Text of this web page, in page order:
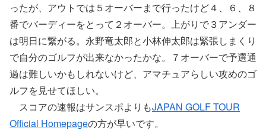
ったが、アウトでは５オーバーまで行ったけど４、６、８
番でバーディーをとって２オーバー。上がりで３アンダー
は明日に繋がる。永野竜太郎と小林伸太郎は緊張しまくり
で自分のゴルフが出来なかったかな。７オーバーで予選通
過は難しいかもしれないけど、アマチュアらしい攻めのゴ
ルフを見せてほしい。
スコアの速報はサンスポよりもJAPAN GOLF TOUR
Official Homepageの方が早いです。